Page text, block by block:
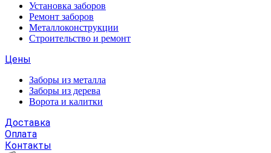
Установка заборов
Ремонт заборов
Металлоконструкции
Строительство и ремонт
Цены
Заборы из металла
Заборы из дерева
Ворота и калитки
Доставка
Оплата
Контакты